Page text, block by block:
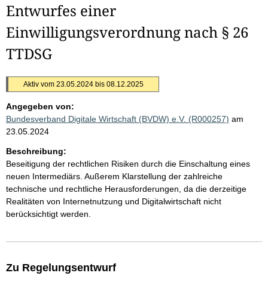
Entwurfes einer
Einwilligungsverordnung nach § 26
TTDSG
Aktiv vom 23.05.2024 bis 08.12.2025
Angegeben von:
Bundesverband Digitale Wirtschaft (BVDW) e.V. (R000257) am
23.05.2024
Beschreibung:
Beseitigung der rechtlichen Risiken durch die Einschaltung eines
neuen Intermediärs. Außerem Klarstellung der zahlreiche
technische und rechtliche Herausforderungen, da die derzeitige
Realitäten von Internetnutzung und Digitalwirtschaft nicht
berücksichtigt werden.
Zu Regelungsentwurf